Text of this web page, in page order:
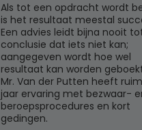
Als tot een opdracht wordt
is het resultaat meestal
Een advies leidt bijna nooit
conclusie dat iets niet kan;
aangegeven wordt hoe wel
resultaat kan worden
Mr. Van der Putten heeft
jaar ervaring met bezwaar-
beroepsprocedures en kort
gedingen.